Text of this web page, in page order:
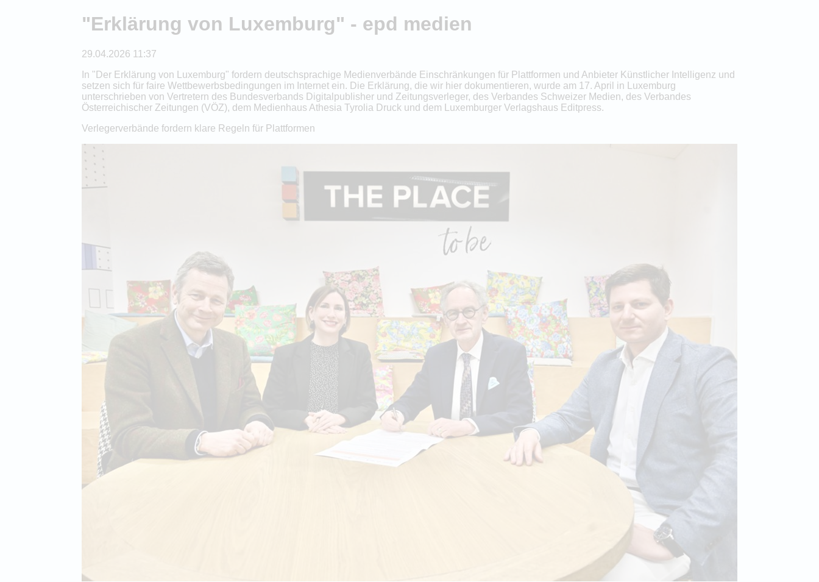
"Erklärung von Luxemburg" - epd medien
29.04.2026 11:37
In "Der Erklärung von Luxemburg" fordern deutschsprachige Medienverbände Einschränkungen für Plattformen und Anbieter Künstlicher Intelligenz und
setzen sich für faire Wettbewerbsbedingungen im Internet ein. Die Erklärung, die wir hier dokumentieren, wurde am 17. April in Luxemburg
unterschrieben von Vertretern des Bundesverbands Digitalpublisher und Zeitungsverleger, des Verbandes Schweizer Medien, des Verbandes
Österreichischer Zeitungen (VÖZ), dem Medienhaus Athesia Tyrolia Druck und dem Luxemburger Verlagshaus Editpress.
Verlegerverbände fordern klare Regeln für Plattformen